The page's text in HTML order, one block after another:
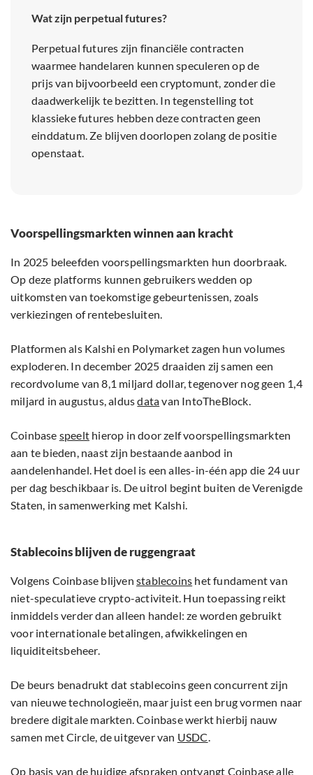
Wat zijn perpetual futures?
Perpetual futures zijn financiële contracten
waarmee handelaren kunnen speculeren op de
prijs van bijvoorbeeld een cryptomunt, zonder die
daadwerkelijk te bezitten. In tegenstelling tot
klassieke futures hebben deze contracten geen
einddatum. Ze blijven doorlopen zolang de positie
openstaat.
Voorspellingsmarkten winnen aan kracht
In 2025 beleefden voorspellingsmarkten hun doorbraak.
Op deze platforms kunnen gebruikers wedden op
uitkomsten van toekomstige gebeurtenissen, zoals
verkiezingen of rentebesluiten.
Platformen als Kalshi en Polymarket zagen hun volumes
exploderen. In december 2025 draaiden zij samen een
recordvolume van 8,1 miljard dollar, tegenover nog geen 1,4
miljard in augustus, aldusdatavan IntoTheBlock.
Coinbase speelt hierop in door zelf voorspellingsmarkten
aan te bieden, naast zijn bestaande aanbod in
aandelenhandel. Het doel is een alles-in-één app die 24 uur
per dag beschikbaar is. De uitrol begint buiten de Verenigde
Staten, in samenwerking met Kalshi.
Stablecoins blijven de ruggengraat
Volgens Coinbase blijven stablecoins het fundament van
niet-speculatieve crypto-activiteit. Hun toepassing reikt
inmiddels verder dan alleen handel: ze worden gebruikt
voor internationale betalingen, afwikkelingen en
liquiditeitsbeheer.
De beurs benadrukt dat stablecoins geen concurrent zijn
van nieuwe technologieën, maar juist een brug vormen naar
bredere digitale markten. Coinbase werkt hierbij nauw
samen met Circle, de uitgever van USDC.
Op basis van de huidige afspraken ontvangt Coinbase alle